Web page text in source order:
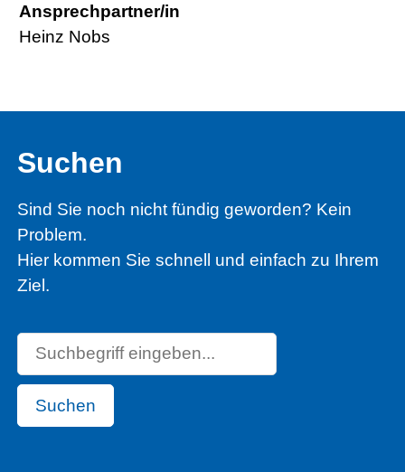
Ansprechpartner/in
Heinz Nobs
Suchen
Sind Sie noch nicht fündig geworden? Kein
Problem.
Hier kommen Sie schnell und einfach zu Ihrem
Ziel.
Suchen